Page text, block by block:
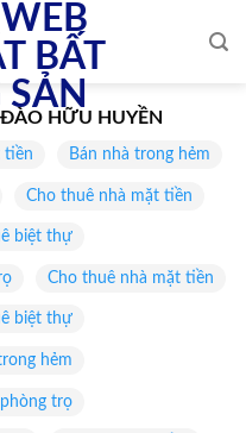
HỮU HUYỀN
tiền Bán nhà trong hẻm
Cho thuê nhà mặt tiền
biệt thự
Cho thuê nhà mặt tiền
biệt thự
hẻm
trọ